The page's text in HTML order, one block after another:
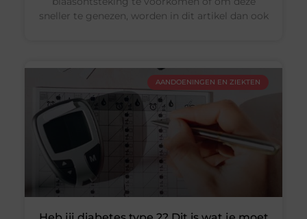
sneller te genezen, worden in dit artikel dan ook
AANDOENINGEN EN ZIEKTEN